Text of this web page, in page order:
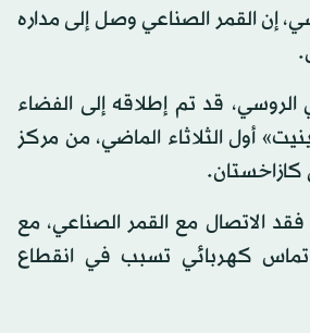
إن القمر الصناعي وصل إلى مداره
الروسي، قد تم إطلاقه إلى الفضاء
أول الثلاثاء الماضي، من مركز
كازاخستان.
الاتصال مع القمر الصناعي، مع
كهربائي تسبب في انقطاع